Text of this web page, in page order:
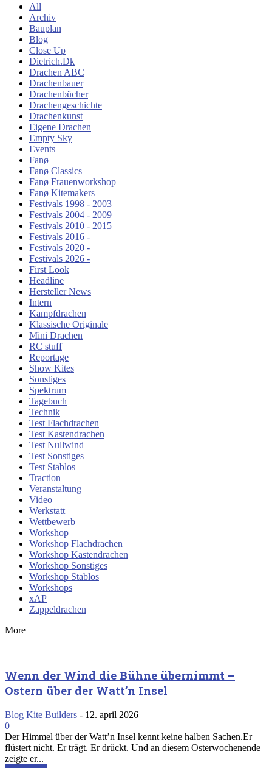
All
Archiv
Bauplan
Blog
Close Up
Dietrich.Dk
Drachen ABC
Drachenbauer
Drachenbücher
Drachengeschichte
Drachenkunst
Eigene Drachen
Empty Sky
Events
Fanø
Fanø Classics
Fanø Frauenworkshop
Fanø Kitemakers
Festivals 1998 - 2003
Festivals 2004 - 2009
Festivals 2010 - 2015
Festivals 2016 -
Festivals 2020 -
Festivals 2026 -
First Look
Headline
Hersteller News
Intern
Kampfdrachen
Klassische Originale
Mini Drachen
RC stuff
Reportage
Show Kites
Sonstiges
Spektrum
Tagebuch
Technik
Test Flachdrachen
Test Kastendrachen
Test Nullwind
Test Sonstiges
Test Stablos
Traction
Veranstaltung
Video
Werkstatt
Wettbewerb
Workshop
Workshop Flachdrachen
Workshop Kastendrachen
Workshop Sonstiges
Workshop Stablos
Workshops
xAP
Zappeldrachen
More
Wenn der Wind die Bühne übernimmt –
Ostern über der Watt’n Insel
Blog Kite Builders - 12. april 2026
0
Der Himmel über der Watt’n Insel kennt keine halben Sachen.Er
flüstert nicht. Er trägt. Er drückt. Und an diesem Osterwochenende
zeigte er...